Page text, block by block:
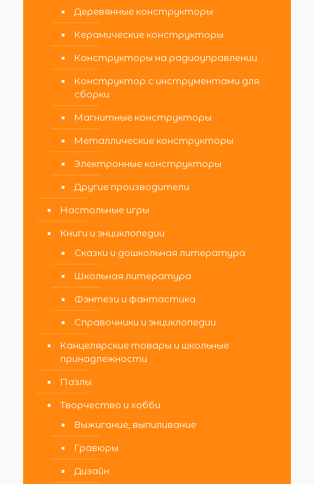
Деревянные конструкторы
Керамические конструкторы
Конструкторы на радиоуправлении
Конструктор с инструментами для
сборки
Магнитные конструкторы
Металлические конструкторы
Электронные конструкторы
Другие производители
Настольные игры
Книги и энциклопедии
Сказки и дошкольная литература
Школьная литература
Фэнтези и фантастика
Справочники и энциклопедии
Канцелярские товары и школьные
принадлежности
Пазлы
Творчество и хобби
Выжигание, выпиливание
Гравюры
Дизайн